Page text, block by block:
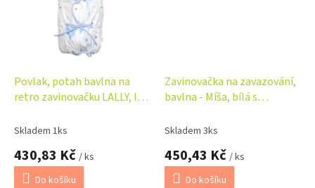
Povlak, potah bavlna na
retro zavinovačku LALLY, I
modrá/bílá
Skladem 1ks
430,83 Kč / ks
Do košíku
Zavinovačka na zavazování,
bavlna - Míša, bílá s
Skladem 3ks
450,43 Kč / ks
Do košíku